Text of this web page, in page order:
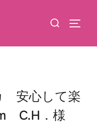
検
対
安心して楽
C.H．様